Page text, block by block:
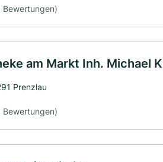
Bewertungen)
am Markt Inh. Michael
Prenzlau
Bewertungen)